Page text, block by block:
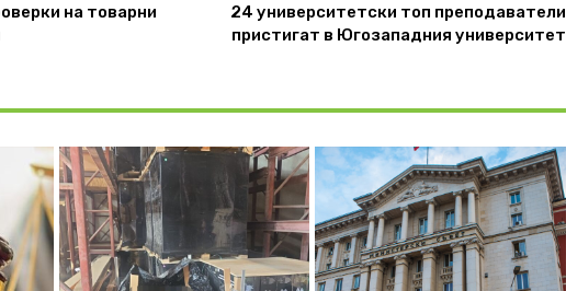
на товарни
24 университетски топ преподаватели
пристигат в Югозападния университет